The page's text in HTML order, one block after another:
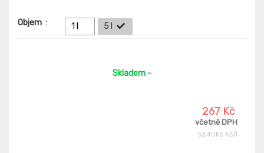
Objem : 1 l 5 l
Skladem -
267 Kč
včetně DPH
53,40Kč Kč/l